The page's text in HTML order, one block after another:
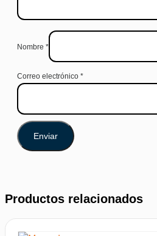
Nombre *
Correo electrónico *
Productos relacionados